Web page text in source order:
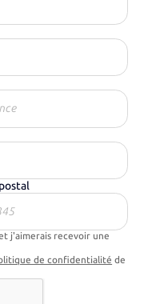
j'aimerais recevoir une
de confidentialité de